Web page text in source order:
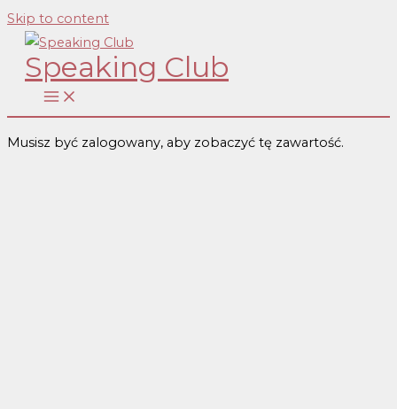
Skip to content
Speaking Club
Musisz być zalogowany, aby zobaczyć tę zawartość.